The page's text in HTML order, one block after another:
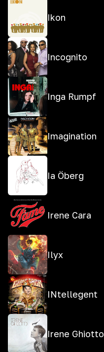
Ikon
Incognito
Inga Rumpf
Imagination
Ia Öberg
Irene Cara
Ilyx
INtellegent
Irene Ghiotto